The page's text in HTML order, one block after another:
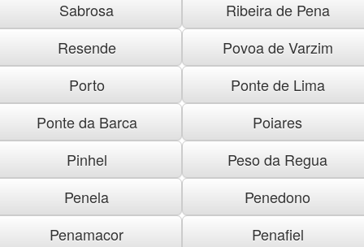
Sabrosa
Ribeira de Pena
Resende
Povoa de Varzim
Porto
Ponte de Lima
Ponte da Barca
Poiares
Pinhel
Peso da Regua
Penela
Penedono
Penamacor
Penafiel